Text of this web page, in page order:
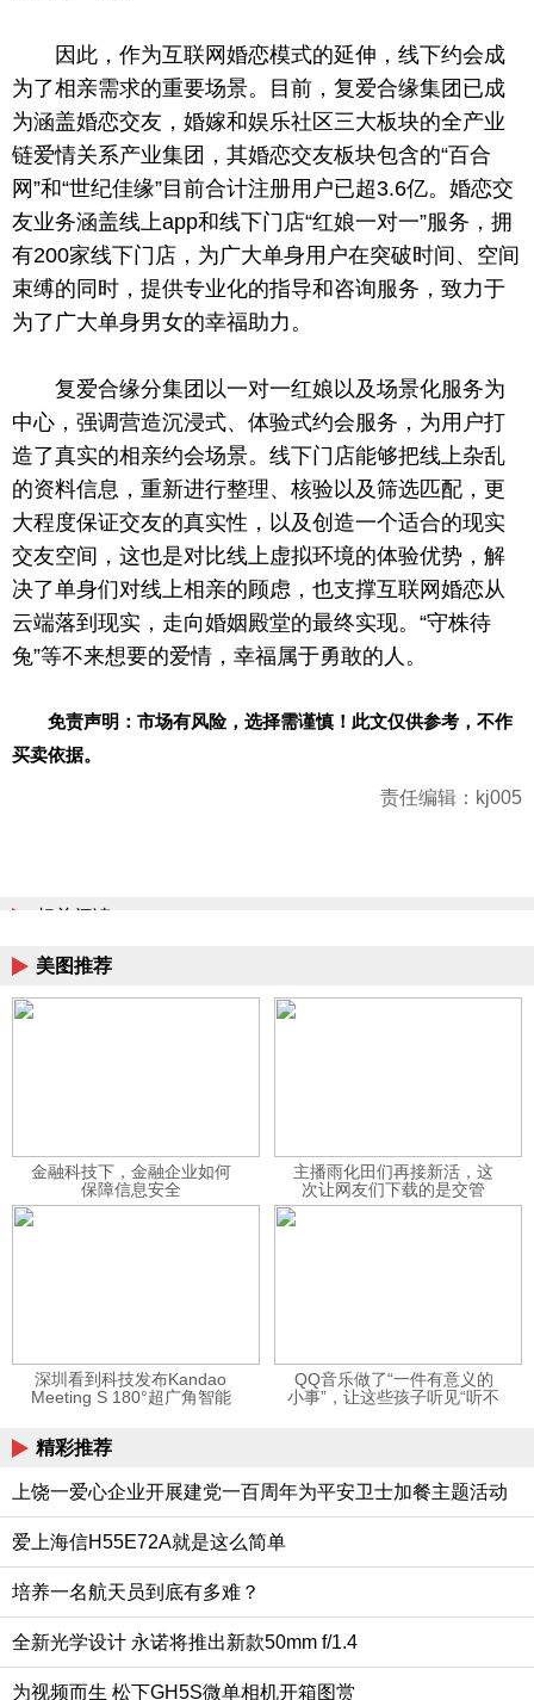
因此，作为互联网婚恋模式的延伸，线下约会成
为了相亲需求的重要场景。目前，复爱合缘集团已成
为涵盖婚恋交友，婚嫁和娱乐社区三大板块的全产业
链爱情关系产业集团，其婚恋交友板块包含的“百合
网”和“世纪佳缘”目前合计注册用户已超3.6亿。婚恋交
友业务涵盖线上app和线下门店“红娘一对一”服务，拥
有200家线下门店，为广大单身用户在突破时间、空间
束缚的同时，提供专业化的指导和咨询服务，致力于
为了广大单身男女的幸福助力。
复爱合缘分集团以一对一红娘以及场景化服务为
中心，强调营造沉浸式、体验式约会服务，为用户打
造了真实的相亲约会场景。线下门店能够把线上杂乱
的资料信息，重新进行整理、核验以及筛选匹配，更
大程度保证交友的真实性，以及创造一个适合的现实
交友空间，这也是对比线上虚拟环境的体验优势，解
决了单身们对线上相亲的顾虑，也支撑互联网婚恋从
云端落到现实，走向婚姻殿堂的最终实现。“守株待
兔”等不来想要的爱情，幸福属于勇敢的人。
免责声明：市场有风险，选择需谨慎！此文仅供参考，不作
买卖依据。
责任编辑：kj005
相关阅读
美图推荐
金融科技下，金融企业如何
保障信息安全
主播雨化田们再接新活，这
次让网友们下载的是交管
12123APP
深圳看到科技发布Kandao
Meeting S 180°超广角智能
QQ音乐做了“一件有意义的
小事”，让这些孩子听见“听不
精彩推荐
上饶一爱心企业开展建党一百周年为平安卫士加餐主题活动
爱上海信H55E72A就是这么简单
培养一名航天员到底有多难？
全新光学设计 永诺将推出新款50mm f/1.4
为视频而生 松下GH5S微单相机开箱图赏